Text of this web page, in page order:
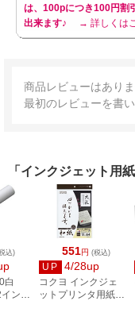
は、100pにつき100円割
出来ます♪
→ 詳しくは
商品レビューはありま
最初のレビューを書い
「インクジェット用
551円 (税込)
UP 4/28up
コクヨ インクジェ
ットプリンタ用紙
込)
白
ンチ